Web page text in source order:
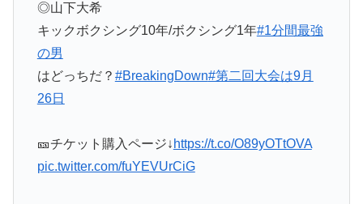
◎山下大希
キックボクシング10年/ボクシング1年#1分間最強
の男
はどっちだ？ #BreakingDown#第二回大会は9月
26日
🎫チケット購入ページ↓ https://t.co/O89yOTtOVA
pic.twitter.com/fuYEVUrCiG